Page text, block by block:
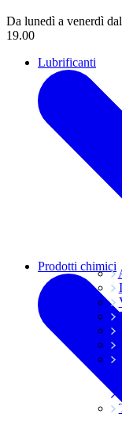
Da lunedì a venerdì
19.00
Lubrificanti
Prodotti chimici